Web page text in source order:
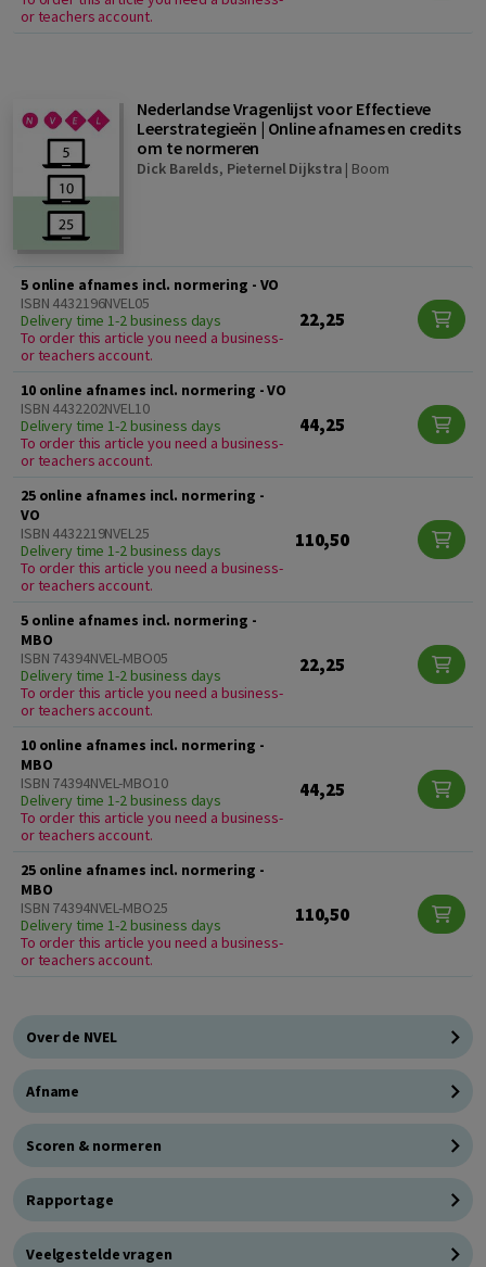
or teachers account.
Nederlandse Vragenlijst voor Effectieve
Leerstrategieën | Online afnames en credits
om te normeren
Dick Barelds, Pieternel Dijkstra | Boom
5 online afnames incl. normering - VO
ISBN 4432196NVEL05
Delivery time 1-2 business days
To order this article you need a business-
or teachers account.
22,25
10 online afnames incl. normering - VO
ISBN 4432202NVEL10
Delivery time 1-2 business days
To order this article you need a business-
or teachers account.
44,25
25 online afnames incl. normering -
VO
ISBN 4432219NVEL25
Delivery time 1-2 business days
To order this article you need a business-
or teachers account.
110,50
5 online afnames incl. normering -
MBO
ISBN 74394NVEL-MBO05
Delivery time 1-2 business days
To order this article you need a business-
or teachers account.
22,25
10 online afnames incl. normering -
MBO
ISBN 74394NVEL-MBO10
Delivery time 1-2 business days
To order this article you need a business-
or teachers account.
44,25
25 online afnames incl. normering -
MBO
ISBN 74394NVEL-MBO25
Delivery time 1-2 business days
To order this article you need a business-
or teachers account.
110,50
Over de NVEL
Afname
Scoren & normeren
Rapportage
Veelgestelde vragen